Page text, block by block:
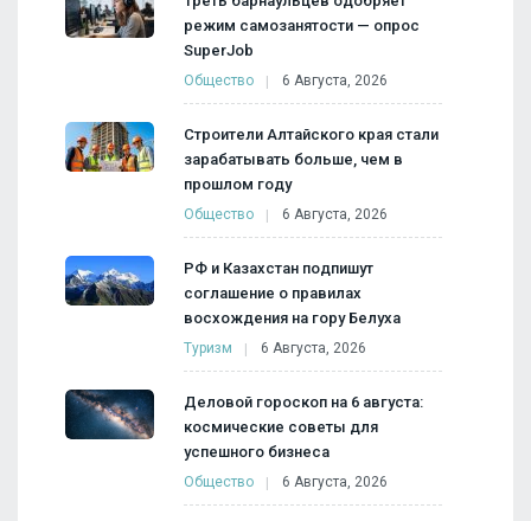
режим самозанятости — опрос
SuperJob
Общество 6 Августа, 2026
Строители Алтайского края стали
зарабатывать больше, чем в
прошлом году
Общество 6 Августа, 2026
РФ и Казахстан подпишут
соглашение о правилах
восхождения на гору Белуха
Туризм 6 Августа, 2026
Деловой гороскоп на 6 августа:
космические советы для
успешного бизнеса
Общество 6 Августа, 2026